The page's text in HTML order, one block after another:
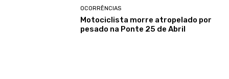
OCORRÊNCIAS
Motociclista morre atropelado por
pesado na Ponte 25 de Abril